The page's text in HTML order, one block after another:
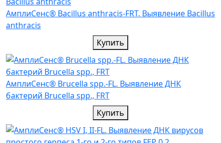
АмплиСенс® Bacillus anthracis-FRT. Выявление Bacillus
anthracis
Купить
АмплиСенс® Brucella spp.-FL. Выявление ДНК
бактерий Brucella spp., FRT
Купить